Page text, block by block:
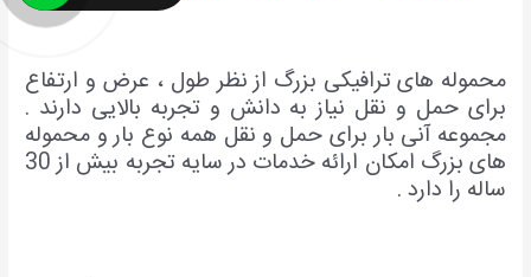
محموله های ترافیکی بزرگ از نظر طول ، عرض و ارتفاع
برای حمل و نقل نیاز به دانش و تجربه بالایی دارند .
مجموعه آنی بار برای حمل و نقل همه نوع بار و محموله
های بزرگ امکان ارائه خدمات در سایه تجربه بیش از 30
ساله را دارد .